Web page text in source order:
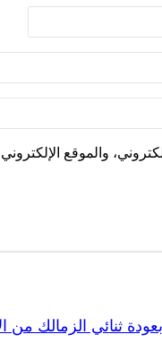
والموقع
ثنائي الزمالك من